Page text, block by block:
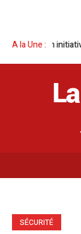
A la Une :legislative.
SÉCURITÉ